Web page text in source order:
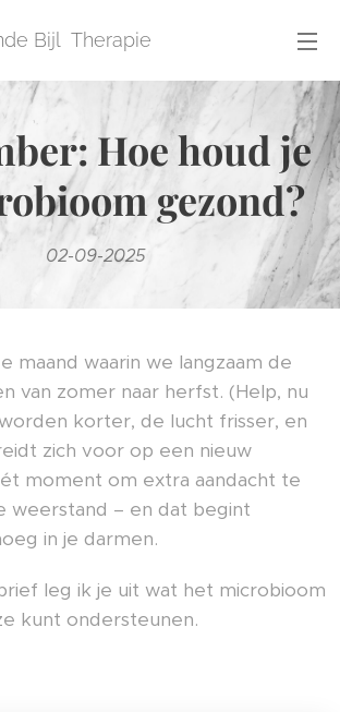
Bijl Therapie
Hoe houd je
gezond?
02-09-2025
maand waarin we langzaam de
van zomer naar herfst. (Help, nu
korter, de lucht frisser, en
zich voor op een nieuw
moment om extra aandacht te
weerstand – en dat begint
in je darmen.
leg ik je uit wat het microbioom
kunt ondersteunen.